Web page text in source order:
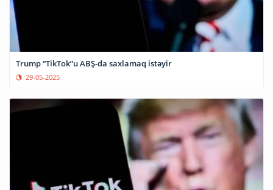
Trump “TikTok”u ABŞ-da saxlamaq istəyir
29-05-2025